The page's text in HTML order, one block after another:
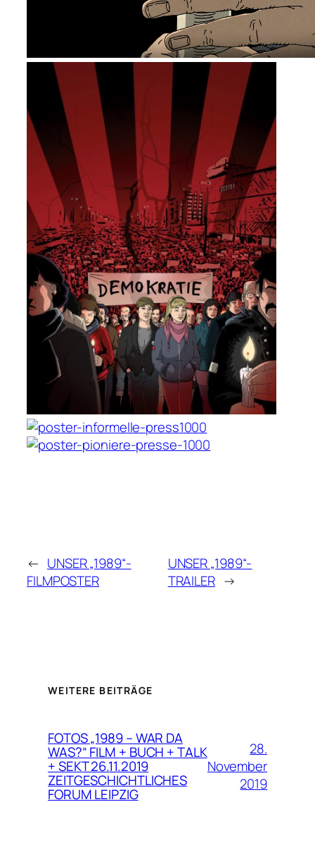
← UNSER „1989“-
FILMPOSTER
UNSER „1989“-
TRAILER →
WEITERE BEITRÄGE
FOTOS „1989 – WAR DA
WAS?“ FILM + BUCH + TALK
+ SEKT 26.11.2019
ZEITGESCHICHTLICHES
FORUM LEIPZIG
28.
November
2019